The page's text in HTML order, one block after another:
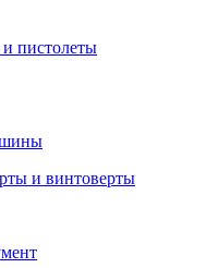
пистолеты
и винтоверты